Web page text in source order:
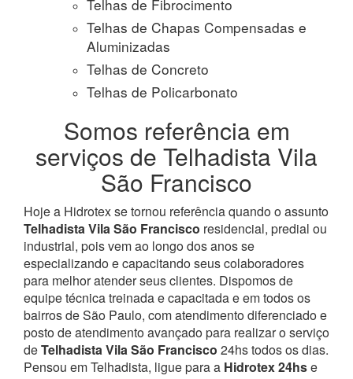
Telhas de Fibrocimento
Telhas de Chapas Compensadas e
Aluminizadas
Telhas de Concreto
Telhas de Policarbonato
Somos referência em
serviços de Telhadista Vila
São Francisco
Hoje a Hidrotex se tornou referência quando o assunto
Telhadista Vila São Francisco residencial, predial ou
industrial, pois vem ao longo dos anos se
especializando e capacitando seus colaboradores
para melhor atender seus clientes. Dispomos de
equipe técnica treinada e capacitada e em todos os
bairros de São Paulo, com atendimento diferenciado e
posto de atendimento avançado para realizar o serviço
deTelhadista Vila São Francisco 24hs todos os dias.
Pensou em Telhadista, ligue para a Hidrotex 24hse